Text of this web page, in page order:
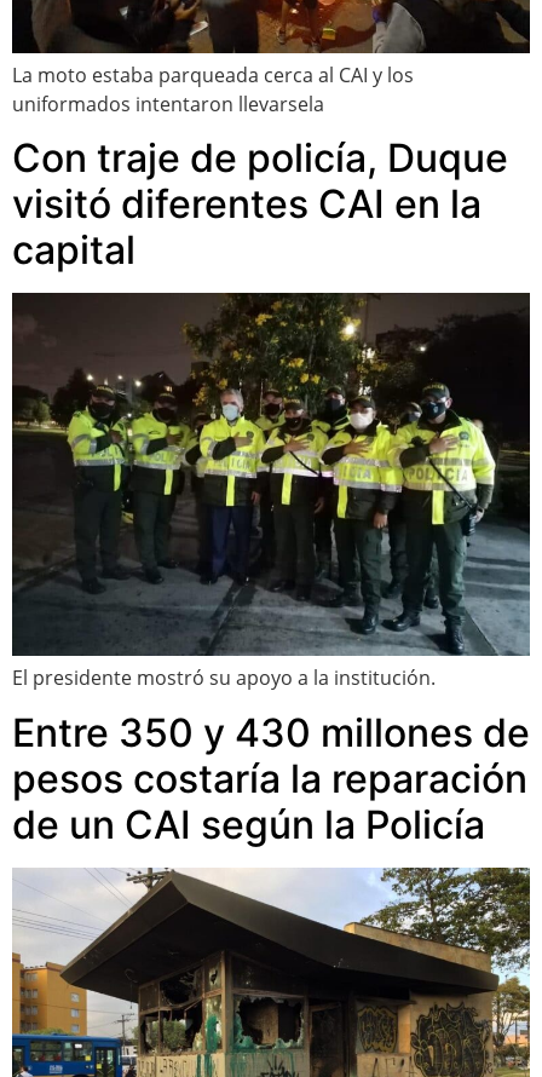
La moto estaba parqueada cerca al CAI y los
uniformados intentaron llevarsela
Con traje de policía, Duque
visitó diferentes CAI en la
capital
El presidente mostró su apoyo a la institución.
Entre 350 y 430 millones de
pesos costaría la reparación
de un CAI según la Policía